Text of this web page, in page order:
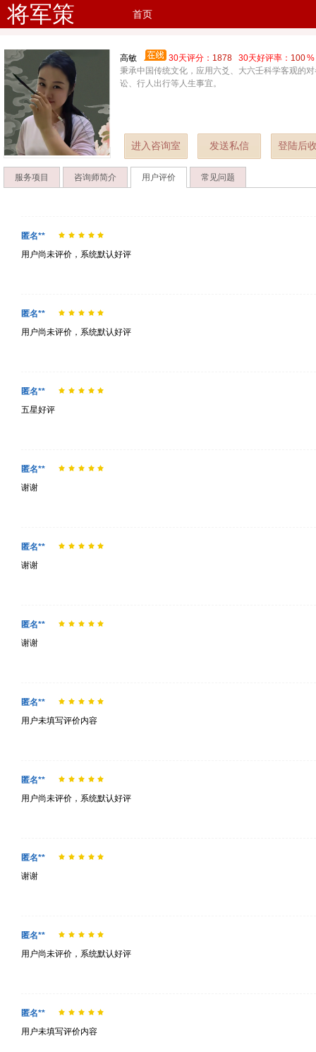
将军策 首页
高敏 30天评分： 1878 30天好评率： 100
秉承中国传统文化，应用六爻、大六壬科学客观的
讼、行人出行等人生事宜。
进入咨询室 发送私信 登陆后
服务项目 咨询师简介 用户评价 常见问题
匿名**
用户尚未评价，系统默认好评
匿名**
用户尚未评价，系统默认好评
匿名**
五星好评
匿名**
谢谢
匿名**
谢谢
匿名**
谢谢
匿名**
用户未填写评价内容
匿名**
用户尚未评价，系统默认好评
匿名**
谢谢
匿名**
用户尚未评价，系统默认好评
匿名**
用户未填写评价内容